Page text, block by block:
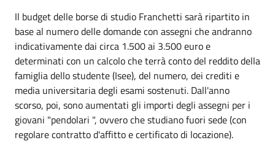
Il budget delle borse di studio Franchetti sarà ripartito in
base al numero delle domande con assegni che andranno
indicativamente dai circa 1.500 ai 3.500 euro e
determinati con un calcolo che terrà conto del reddito della
famiglia dello studente (Isee), del numero, dei crediti e
media universitaria degli esami sostenuti. Dall'anno
scorso, poi, sono aumentati gli importi degli assegni per i
giovani "pendolari ", ovvero che studiano fuori sede (con
regolare contratto d'affitto e certificato di locazione).